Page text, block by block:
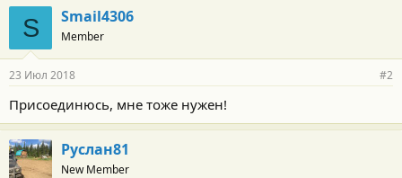
S Smail4306
Member
23 Июл 2018 #2
Присоединюсь, мне тоже нужен!
Руслан81
New Member